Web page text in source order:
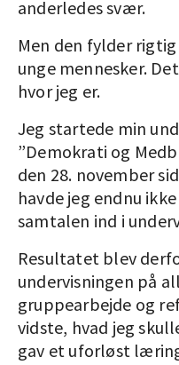
anderledes svær.
Men den fylder
unge mennesker.
hvor jeg er.
Jeg startede min
”Demokrati og
den 28. november
havde jeg endnu
samtalen ind i
Resultatet blev
undervisningen på
gruppearbejde og
vidste, hvad jeg
gav et uforløst